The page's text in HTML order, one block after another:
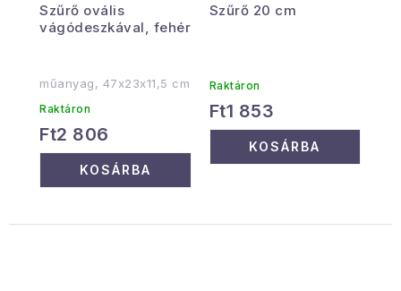
Szűrő ovális
vágódeszkával, fehér
műanyag, 47x23x11,5 cm
Raktáron
Ft2 806
KOSÁRBA
Szűrő 20 cm
Raktáron
Ft1 853
KOSÁRBA